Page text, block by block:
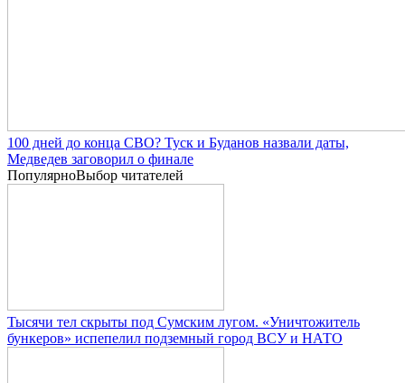
100 дней до конца СВО? Туск и Буданов назвали даты,
Медведев заговорил о финале
ПопулярноВыбор читателей
Тысячи тел скрыты под Сумским лугом. «Уничтожитель
бункеров» испепелил подземный город ВСУ и НАТО